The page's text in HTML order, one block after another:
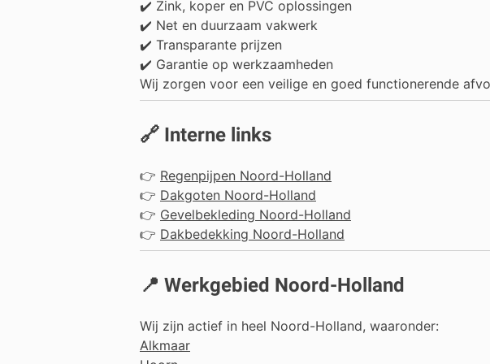
✔️ Zink, koper en PVC oplossingen
✔️ Net en duurzaam vakwerk
✔️ Transparante prijzen
✔️ Garantie op werkzaamheden
Wij zorgen voor een veilige en goed functionerende
🔗 Interne links
👉 Regenpijpen Noord-Holland
👉 Dakgoten Noord-Holland
👉 Gevelbekleding Noord-Holland
👉 Dakbedekking Noord-Holland
📍 Werkgebied Noord-Holland
Wij zijn actief in heel Noord-Holland, waaronder:
Alkmaar